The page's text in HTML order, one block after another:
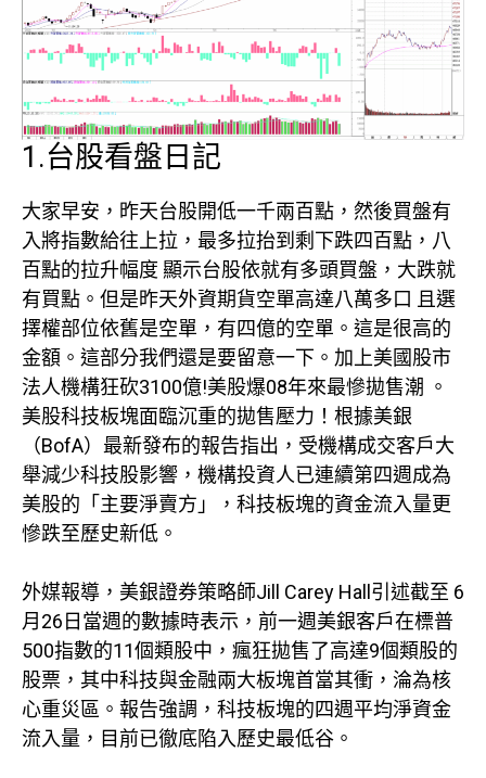
1.台股看盤日記
大家早安，昨天台股開低一千兩百點，然後買盤有
入將指數給往上拉，最多拉抬到剩下跌四百點，八
百點的拉升幅度 顯示台股依就有多頭買盤，大跌就
有買點。但是昨天外資期貨空單高達八萬多口 且選
擇權部位依舊是空單，有四億的空單。這是很高的
金額。這部分我們還是要留意一下。加上美國股市
法人機構狂砍3100億!美股爆08年來最慘拋售潮 。
美股科技板塊面臨沉重的拋售壓力！根據美銀
（BofA）最新發布的報告指出，受機構成交客戶大
舉減少科技股影響，機構投資人已連續第四週成為
美股的「主要淨賣方」，科技板塊的資金流入量更
慘跌至歷史新低。
外媒報導，美銀證券策略師Jill Carey Hall引述截至 6
月26日當週的數據時表示，前一週美銀客戶在標普
500指數的11個類股中，瘋狂拋售了高達9個類股的
股票，其中科技與金融兩大板塊首當其衝，淪為核
心重災區。報告強調，科技板塊的四週平均淨資金
流入量，目前已徹底陷入歷史最低谷。